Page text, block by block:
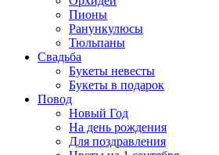
Пионы
Ранункулюсы
Тюльпаны
Свадьба
Букеты невесты
Букеты в подарок
Повод
Новый Год
На день рождения
Для поздравления